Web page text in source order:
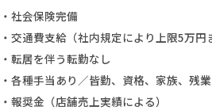
・社会保険完備
・交通費支給（社内規定により上限5万円
・転居を伴う転勤なし
・各種手当あり／皆勤、資格、家族、残業
・報奨金（店舗売上実績による）